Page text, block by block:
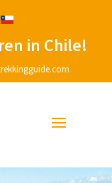
in Chile!